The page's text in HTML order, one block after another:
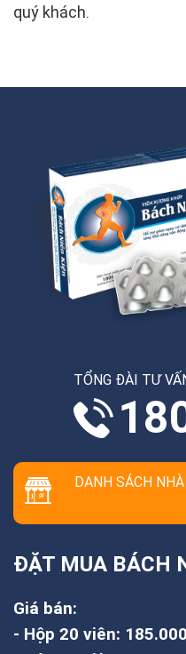
quý khách.
TỔNG ĐÀI TƯ
DANH SÁCH
ĐẶT MUA BÁCH
Giá bán:
- Hộp 20 viên: